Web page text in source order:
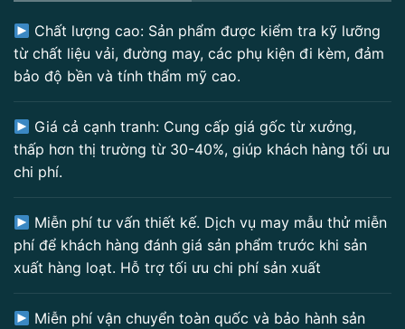
Chất lượng cao: Sản phẩm được kiểm tra kỹ lưỡng
từ chất liệu vải, đường may, các phụ kiện đi kèm, đảm
bảo độ bền và tính thẩm mỹ cao.
Giá cả cạnh tranh: Cung cấp giá gốc từ xưởng,
thấp hơn thị trường từ 30-40%, giúp khách hàng tối ưu
chi phí.
Miễn phí tư vấn thiết kế. Dịch vụ may mẫu thử miễn
phí để khách hàng đánh giá sản phẩm trước khi sản
xuất hàng loạt. Hỗ trợ tối ưu chi phí sản xuất
Miễn phí vận chuyển toàn quốc và bảo hành sản